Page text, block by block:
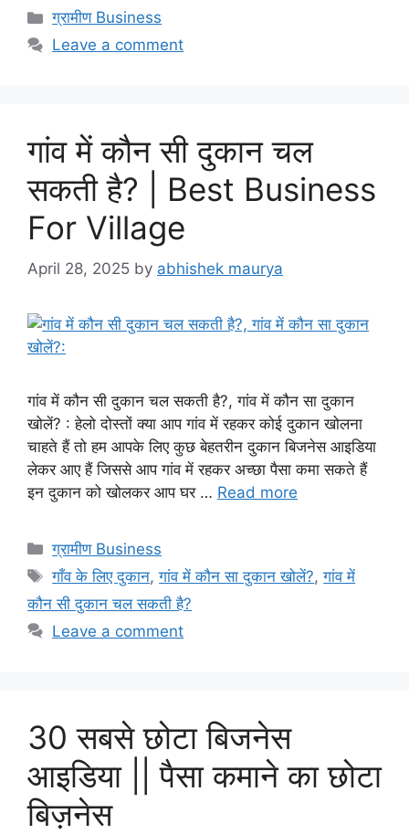
Categories
ग्रामीण Business
Leave a comment
गांव में कौन सी दुकान चल
सकती है? | Best Business
For Village
April 28, 2025 by abhishek maurya
गांव में कौन सी दुकान चल सकती है?, गांव में कौन सा दुकान
खोलें? : हेलो दोस्तों क्या आप गांव में रहकर कोई दुकान खोलना
चाहते हैं तो हम आपके लिए कुछ बेहतरीन दुकान बिजनेस आइडिया
लेकर आए हैं जिससे आप गांव में रहकर अच्छा पैसा कमा सकते हैं
इन दुकान को खोलकर आप घर … Read more
Categories
ग्रामीण Business
Tags
गाँव के लिए दुकान,गांव में कौन सा दुकान खोलें?,गांव में
कौन सी दुकान चल सकती है?
Leave a comment
30 सबसे छोटा बिजनेस
आइडिया || पैसा कमाने का छोटा
बिज़नेस